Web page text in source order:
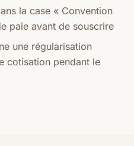
la case « Convention
paie avant de souscrire
une régularisation
cotisation pendant le